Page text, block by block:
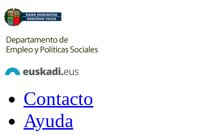
Contacto
Ayuda